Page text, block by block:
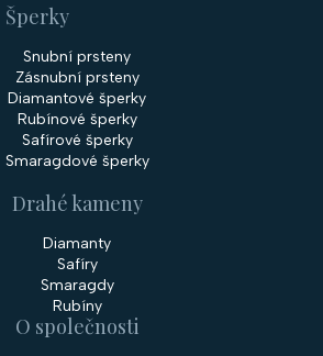
Šperky
Snubní prsteny
Zásnubní prsteny
Diamantové šperky
Rubínové šperky
Safírové šperky
Smaragdové šperky
Drahé kameny
Diamanty
Safíry
Smaragdy
Rubíny
O společnosti